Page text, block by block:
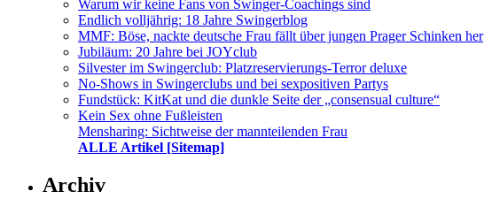
Warum wir keine Fans von Swinger-Coachings sind
Endlich volljährig: 18 Jahre Swingerblog
MMF: Böse, nackte deutsche Frau fällt über jungen Prager Schinken her
Jubiläum: 20 Jahre bei JOYclub
Silvester im Swingerclub: Platzreservierungs-Terror deluxe
No-Shows in Swingerclubs und bei sexpositiven Partys
Fundstück: KitKat und die dunkle Seite der „consensual culture“
Kein Sex ohne Fußleisten
Mensharing: Sichtweise der mannteilenden Frau
ALLE Artikel [Sitemap]
Archiv